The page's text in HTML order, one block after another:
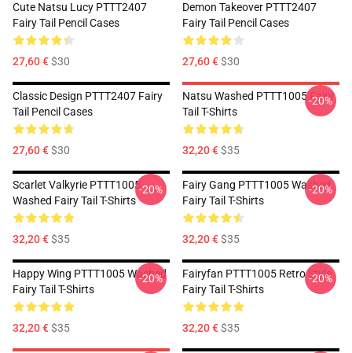
Cute Natsu Lucy PTTT2407
Fairy Tail Pencil Cases
27,60 €$30
Demon Takeover PTTT2407
Fairy Tail Pencil Cases
27,60 €$30
Classic Design PTTT2407 Fairy
Tail Pencil Cases
27,60 €$30
Natsu Washed PTTT1005 Fairy
Tail T-Shirts
32,20 €$35
-20%
Scarlet Valkyrie PTTT1005
Washed Fairy Tail T-Shirts
32,20 €$35
-20%
Fairy Gang PTTT1005 Washed
Fairy Tail T-Shirts
32,20 €$35
-20%
Happy Wing PTTT1005 Washed
Fairy Tail T-Shirts
32,20 €$35
-20%
Fairyfan PTTT1005 Retro Style
Fairy Tail T-Shirts
32,20 €$35
-20%